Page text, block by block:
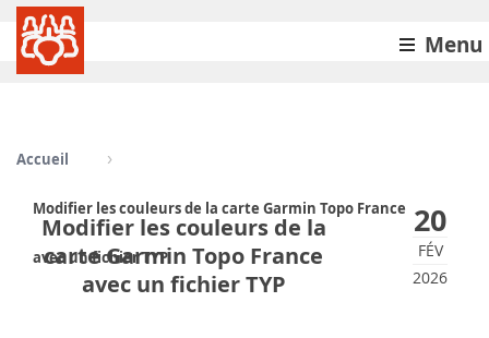
Menu
Accueil
Modifier les couleurs de la carte Garmin Topo France
avec un fichier TYP
20
FÉV
2026
Modifier les couleurs de la
carte Garmin Topo France
avec un fichier TYP